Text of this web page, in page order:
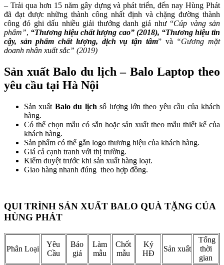
– Trải qua hơn 15 năm gây dựng và phát triển, đến nay Hùng Phát
đã đạt được những thành công nhất định và chặng đường thành
công đó ghi dấu nhiều giải thưởng danh giá như “Cúp vàng sản
phẩm”, “Thương hiệu chất lượng cao” (2018), “Thương hiệu tin
cậy, sản phẩm chất lượng, dịch vụ tận tâm” và “Gương mặt
doanh nhân xuất sắc” (2019)
Sản xuấtBalo du lịch – Balo Laptop theo
yêu cầu tại Hà Nội
Sản xuất Balo du lịch số lượng lớn theo yêu cầu của khách
hàng.
Có thể chọn mẫu có sẵn hoặc sản xuất theo mẫu thiết kế của
khách hàng.
Sản phẩm có thể gắn logo thương hiệu của khách hàng.
Giá cả cạnh tranh với thị trường.
Kiểm duyệt trước khi sản xuất hàng loạt.
Giao hàng nhanh đúng theo hợp đồng.
QUI TRÌNH SẢN XUẤT BALO QUÀ TẶNG CỦA
HÙNG PHÁT
Phân Loại
Yêu
Cầu
Báo
giá
Làm
mẫu
Chốt
mẫu
Ký
HĐ
Sản xuất
Tổng
thời
gian